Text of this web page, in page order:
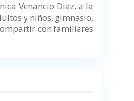
Venancio Diaz, a la
y niños, gimnasio,
con familiares